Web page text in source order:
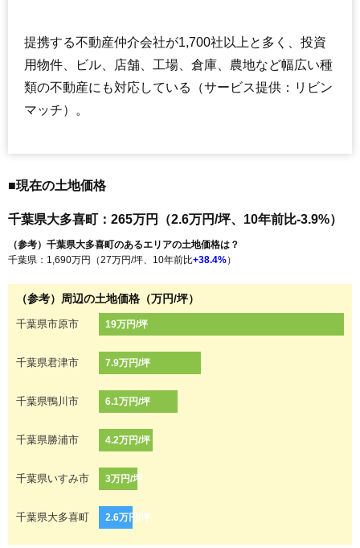
提携する不動産仲介会社が1,700社以上と多く、投資
用物件、ビル、店舗、工場、倉庫、農地など幅広い種
類の不動産にも対応している（サービス提供：リビン
マッチ）。
■現在の土地価格
千葉県大多喜町：265万円（2.6万円/坪、10年前比-3.9%）
（参考）千葉県大多喜町のあるエリアの土地価格は？
千葉県：1,690万円（27万円/坪、10年前比+38.4%）
（参考）周辺の土地価格（万円/坪）
千葉県市原市 19万円/坪
千葉県君津市 7.9万円/坪
千葉県鴨川市 6.1万円/坪
千葉県勝浦市 4.2万円/坪
千葉県いすみ市 3万円/坪
千葉県大多喜町 2.6万円/坪